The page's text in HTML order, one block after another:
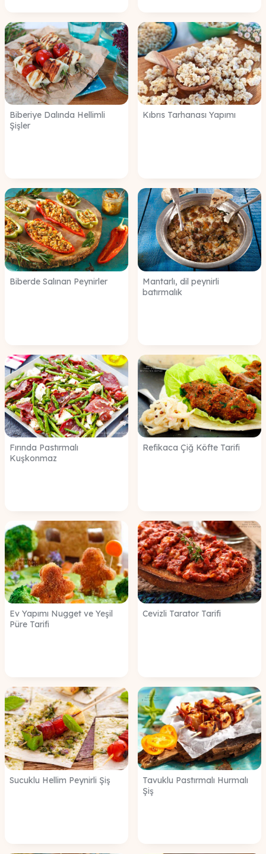
Biberiye Dalında Hellimli
Şişler
Kıbrıs Tarhanası Yapımı
Biberde Salınan Peynirler
Mantarlı, dil peynirli
batırmalık
Fırında Pastırmalı
Kuşkonmaz
Refikaca Çiğ Köfte Tarifi
Ev Yapımı Nugget ve Yeşil
Püre Tarifi
Cevizli Tarator Tarifi
Sucuklu Hellim Peynirli Şiş
Tavuklu Pastırmalı Hurmalı
Şiş